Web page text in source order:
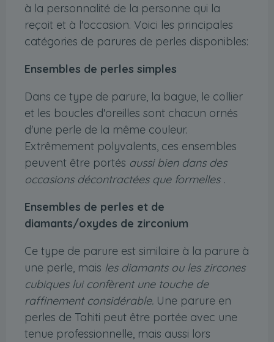
à la personnalité de la personne qui la
reçoit et à l'occasion. Voici les principales
catégories de parures de perles disponibles:
Ensembles de perles simples
Dans ce type de parure, la bague, le collier
et les boucles d'oreilles sont chacun ornés
d'une perle de la même couleur.
Extrêmement polyvalents, ces ensembles
peuvent être portés aussi bien dans des
occasions décontractées que formelles .
Ensembles de perles et de
diamants/oxydes de zirconium
Ce type de parure est similaire à la parure à
une perle, mais les diamants ou les zircones
cubiques lui confèrent une touche de
raffinement considérable. Une parure en
perles de Tahiti peut être portée avec une
tenue professionnelle, mais aussi lors